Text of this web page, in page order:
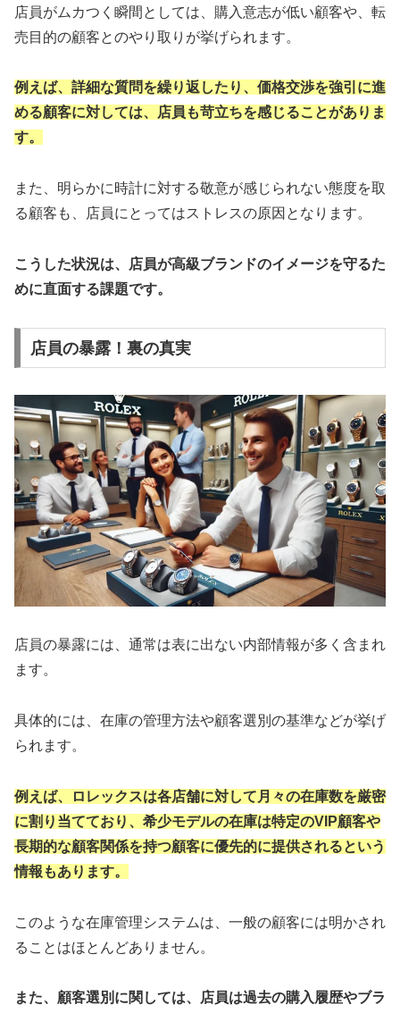
店員がムカつく瞬間としては、購入意志が低い顧客や、転
売目的の顧客とのやり取りが挙げられます。
例えば、詳細な質問を繰り返したり、価格交渉を強引に進
める顧客に対しては、店員も苛立ちを感じることがありま
す。
また、明らかに時計に対する敬意が感じられない態度を取
る顧客も、店員にとってはストレスの原因となります。
こうした状況は、店員が高級ブランドのイメージを守るた
めに直面する課題です。
店員の暴露！裏の真実
店員の暴露には、通常は表に出ない内部情報が多く含まれ
ます。
具体的には、在庫の管理方法や顧客選別の基準などが挙げ
られます。
例えば、ロレックスは各店舗に対して月々の在庫数を厳密
に割り当てており、希少モデルの在庫は特定のVIP顧客や
長期的な顧客関係を持つ顧客に優先的に提供されるという
情報もあります。
このような在庫管理システムは、一般の顧客には明かされ
ることはほとんどありません。
また、顧客選別に関しては、店員は過去の購入履歴やブラ